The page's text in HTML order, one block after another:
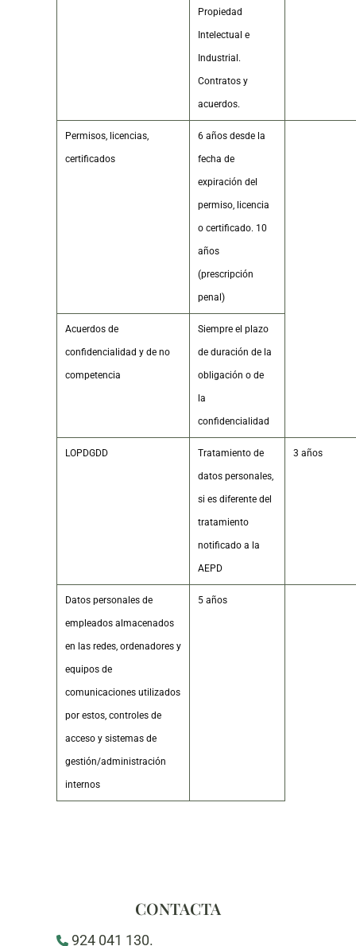
CONTACTA
924 041 130.
Propiedad
Intelectual e
Industrial.
Contratos y
acuerdos.
Permisos, licencias,
certificados
6 años desde la
fecha de
expiración del
permiso, licencia
o certificado. 10
años
(prescripción
penal)
Acuerdos de
confidencialidad y de no
competencia
Siempre el plazo
de duración de la
obligación o de
la
confidencialidad
LOPDGDD Tratamiento de
datos personales,
si es diferente del
tratamiento
notificado a la
AEPD
3 años
Datos personales de
empleados almacenados
en las redes, ordenadores y
equipos de
comunicaciones utilizados
por estos, controles de
acceso y sistemas de
gestión/administración
internos
5 años